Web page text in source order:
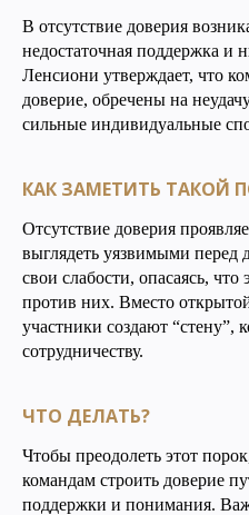
В отсутствие доверия
недостаточная поддержка и
Ленсиони утверждает, что
доверие, обречены на
сильные индивидуальные
КАК ЗАМЕТИТЬ ТАКОЙ
Отсутствие доверия
выглядеть уязвимыми
свои слабости, опасаясь, что
против них. Вместо
участники создают “стену”,
сотрудничеству.
ЧТО ДЕЛАТЬ?
Чтобы преодолеть этот
командам строить доверие
поддержки и понимания.